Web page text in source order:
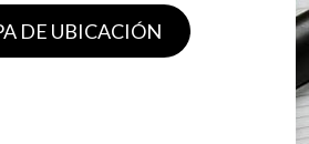
DE UBICACIÓN